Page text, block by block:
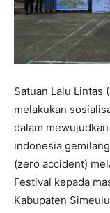
Satuan Lalu Lintas
melakukan
dalam
indonesia
(zero accident)
Festival kepada
Kabupaten